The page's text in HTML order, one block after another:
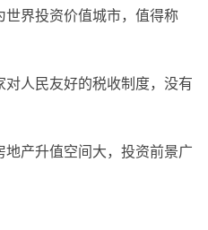
界投资价值城市，值得称
人民友好的税收制度，没有
产升值空间大，投资前景广